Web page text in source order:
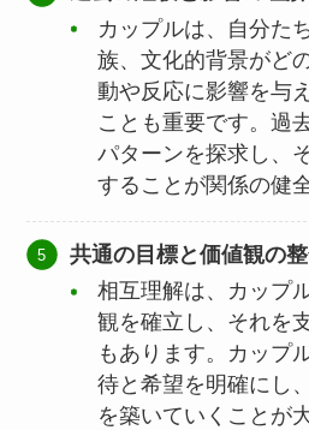
カップルは、自分た
族、文化的背景がど
動や反応に影響を与
ことも重要です。過
パターンを探求し、
することが関係の健
共通の目標と価値観の
相互理解は、カップ
観を確立し、それを
もあります。カップ
待と希望を明確にし
を築いていくことが